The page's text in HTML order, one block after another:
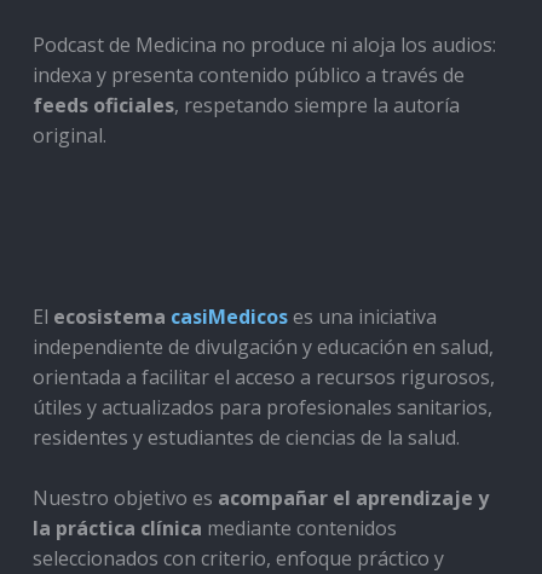
Podcast de Medicina no produce ni aloja los audios:
indexa y presenta contenido público a través de
feeds oficiales, respetando siempre la autoría
original.
El ecosistema casiMedicoses una iniciativa
independiente de divulgación y educación en salud,
orientada a facilitar el acceso a recursos rigurosos,
útiles y actualizados para profesionales sanitarios,
residentes y estudiantes de ciencias de la salud.
Nuestro objetivo es acompañar el aprendizaje y
la práctica clínica mediante contenidos
seleccionados con criterio, enfoque práctico y